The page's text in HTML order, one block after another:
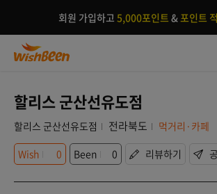
회원 가입하고 5,000포인트 &포인트
할리스 군산선유도점
할리스 군산선유도점 전라북도
먹거리·카페
Wish
0 Been 0 리뷰하기